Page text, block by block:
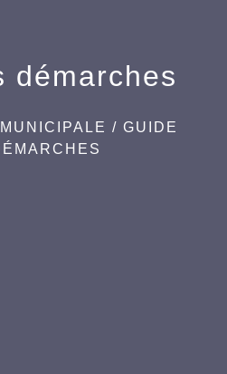
démarches
/ GUIDE